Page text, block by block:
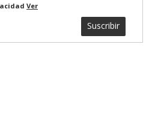
Ver
Suscribir